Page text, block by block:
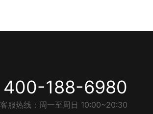
400-188-6980
客服热线：周一至周日 10:00~20:30